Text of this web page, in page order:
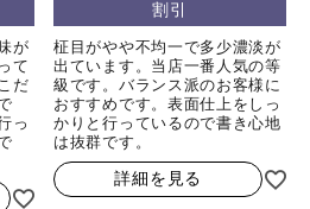
が
て
だ
っ
割引
柾目がやや不均一で多少濃淡が
出ています。当店一番人気の等
級です。バランス派のお客様に
おすすめです。表面仕上をしっ
かりと行っているので書き心地
は抜群です。
詳細を見る